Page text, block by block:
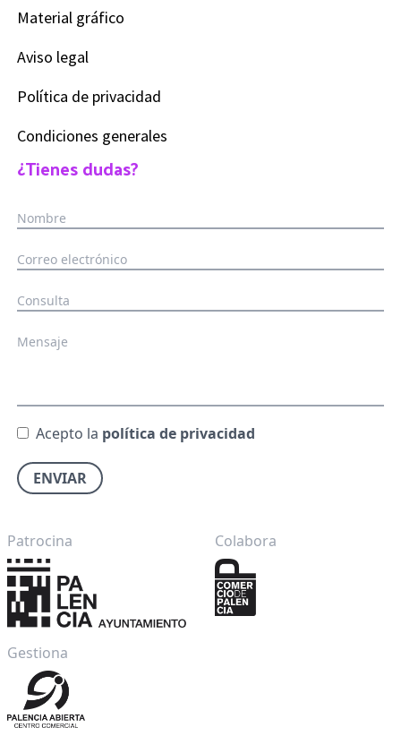
Material gráfico
Aviso legal
Política de privacidad
Condiciones generales
¿Tienes dudas?
Acepto la política de privacidad
ENVIAR
Patrocina Colabora
Gestiona